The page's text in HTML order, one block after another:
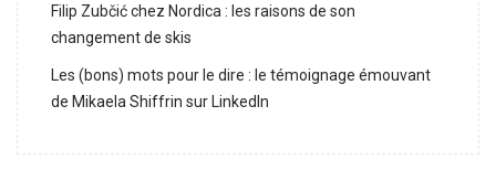
Filip Zubčić chez Nordica : les raisons de son
changement de skis
Les (bons) mots pour le dire : le témoignage émouvant
de Mikaela Shiffrin sur LinkedIn